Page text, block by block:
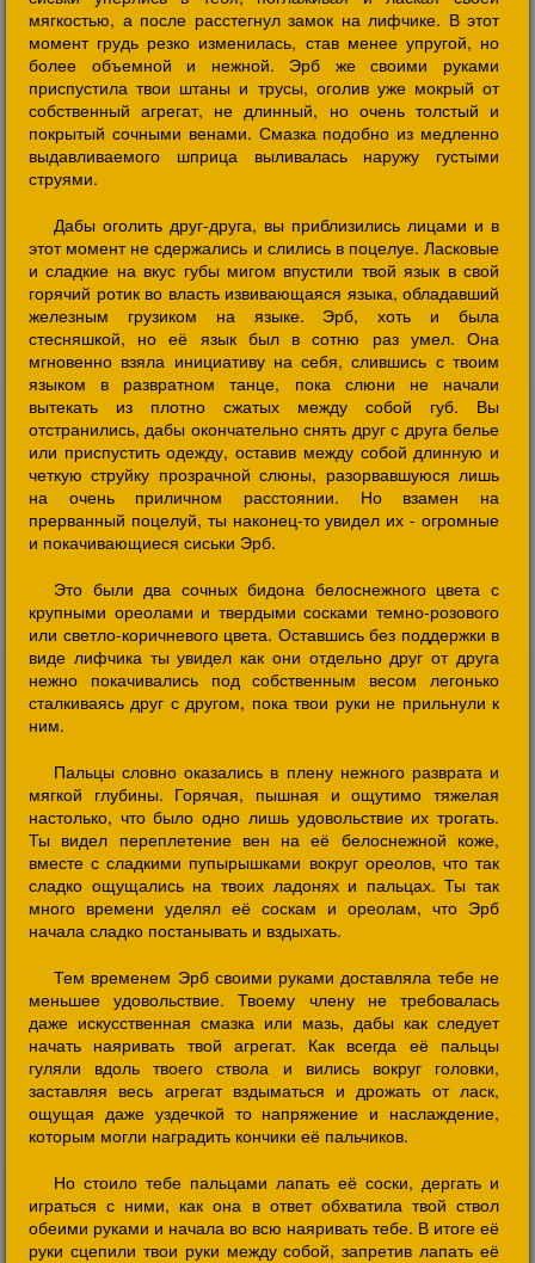
мягкостью, а после расстегнул замок на лифчике. В этот
момент грудь резко изменилась, став менее упругой, но
более объемной и нежной. Эрб же своими руками
приспустила твои штаны и трусы, оголив уже мокрый от
собственный агрегат, не длинный, но очень толстый и
покрытый сочными венами. Смазка подобно из медленно
выдавливаемого шприца выливалась наружу густыми
струями.
Дабы оголить друг-друга, вы приблизились лицами и в
этот момент не сдержались и слились в поцелуе. Ласковые
и сладкие на вкус губы мигом впустили твой язык в свой
горячий ротик во власть извивающаяся языка, обладавший
железным грузиком на языке. Эрб, хоть и была
стесняшкой, но её язык был в сотню раз умел. Она
мгновенно взяла инициативу на себя, слившись с твоим
языком в развратном танце, пока слюни не начали
вытекать из плотно сжатых между собой губ. Вы
отстранились, дабы окончательно снять друг с друга белье
или приспустить одежду, оставив между собой длинную и
четкую струйку прозрачной слюны, разорвавшуюся лишь
на очень приличном расстоянии. Но взамен на
прерванный поцелуй, ты наконец-то увидел их - огромные
и покачивающиеся сиськи Эрб.
Это были два сочных бидона белоснежного цвета с
крупными ореолами и твердыми сосками темно-розового
или светло-коричневого цвета. Оставшись без поддержки в
виде лифчика ты увидел как они отдельно друг от друга
нежно покачивались под собственным весом легонько
сталкиваясь друг с другом, пока твои руки не прильнули к
ним.
Пальцы словно оказались в плену нежного разврата и
мягкой глубины. Горячая, пышная и ощутимо тяжелая
настолько, что было одно лишь удовольствие их трогать.
Ты видел переплетение вен на её белоснежной коже,
вместе с сладкими пупырышками вокруг ореолов, что так
сладко ощущались на твоих ладонях и пальцах. Ты так
много времени уделял её соскам и ореолам, что Эрб
начала сладко постанывать и вздыхать.
Тем временем Эрб своими руками доставляла тебе не
меньшее удовольствие. Твоему члену не требовалась
даже искусственная смазка или мазь, дабы как следует
начать наяривать твой агрегат. Как всегда её пальцы
гуляли вдоль твоего ствола и вились вокруг головки,
заставляя весь агрегат вздыматься и дрожать от ласк,
ощущая даже уздечкой то напряжение и наслаждение,
которым могли наградить кончики её пальчиков.
Но стоило тебе пальцами лапать её соски, дергать и
играться с ними, как она в ответ обхватила твой ствол
обеими руками и начала во всю наяривать тебе. В итоге её
руки сцепили твои руки между собой, запретив лапать её